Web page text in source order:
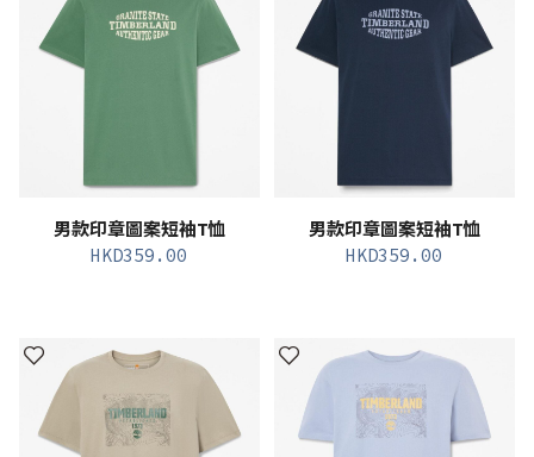
男款印章圖案短袖T恤
HKD359.00
男款印章圖案短袖T恤
HKD359.00